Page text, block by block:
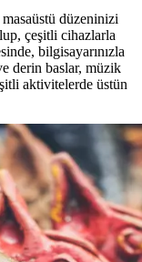
düzeninizi
çeşitli cihazlarla
bilgisayarınızla
derin baslar, müzik
aktivitelerde üstün